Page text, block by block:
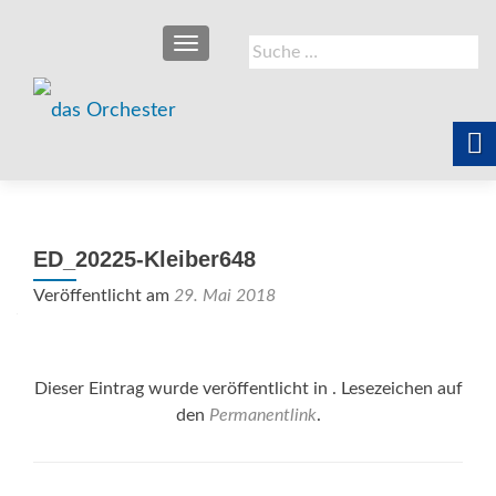
Suche
nach:
SCHALTE NAVIGATION
ED_20225-Kleiber648
Veröffentlicht am 29. Mai 2018
Dieser Eintrag wurde veröffentlicht in . Lesezeichen auf
den Permanentlink.